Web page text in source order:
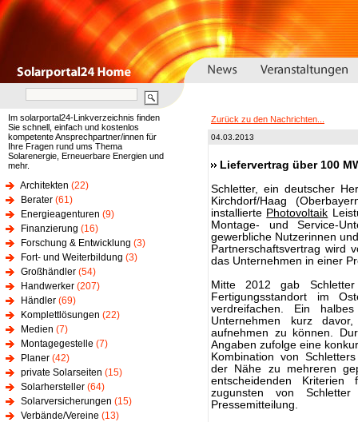
Im solarportal24-Linkverzeichnis finden
Sie schnell, einfach und kostenlos
kompetente Ansprechpartner/innen für
Ihre Fragen rund ums Thema
Solarenergie, Erneuerbare Energien und
mehr.
Architekten (22)
Berater (61)
Energieagenturen (9)
Finanzierung (16)
Forschung & Entwicklung (3)
Fort- und Weiterbildung (3)
Großhändler (54)
Handwerker (207)
Händler (69)
Komplettlösungen (22)
Medien (7)
Montagegestelle (7)
Planer (42)
private Solarseiten (15)
Solarhersteller (64)
Solarversicherungen (15)
Verbände/Vereine (13)
Zurück zu den Nachrichten...
04.03.2013
Liefervertrag über 100
Schletter, ein deutscher
Kirchdorf/Haag
installierte Photovoltaik
Montage- und Service-
gewerbliche Nutzerinnen
Partnerschaftsvertrag wird
das Unternehmen in einer
Mitte 2012 gab
Fertigungsstandort im
verdreifachen. Ein
Unternehmen kurz
aufnehmen zu können.
Angaben zufolge eine
Kombination von
der Nähe zu mehreren
entscheidenden
zugunsten von
Pressemitteilung.